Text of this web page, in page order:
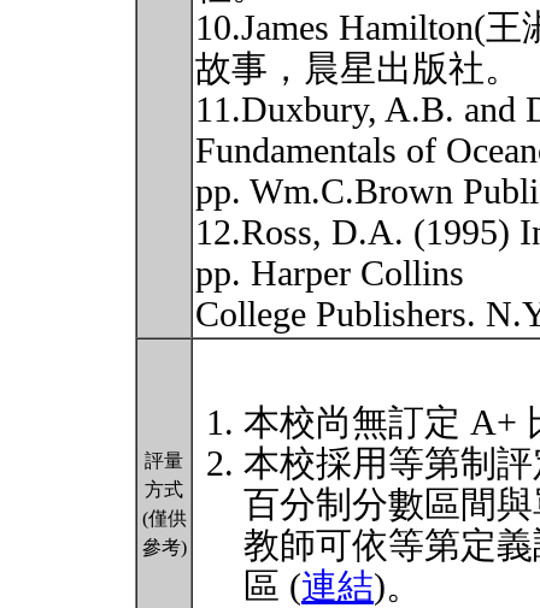
10.James Hamilton(
故事，晨星出版社。
11.Duxbury, A.B. and
Fundamentals of
pp. Wm.C.Brown
12.Ross, D.A. (1995)
pp. Harper Collins
College Publishers.
評量
方式
(僅供
參考)
本校尚無訂定 A+
本校採用等第制
百分制分數區間
教師可依等第定
區 (連結)。